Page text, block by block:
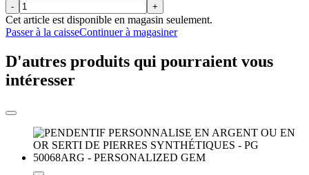
- +
Cet article est disponible en magasin seulement.
Passer à la caisseContinuer à magasiner
D'autres produits qui pourraient vous
intéresser